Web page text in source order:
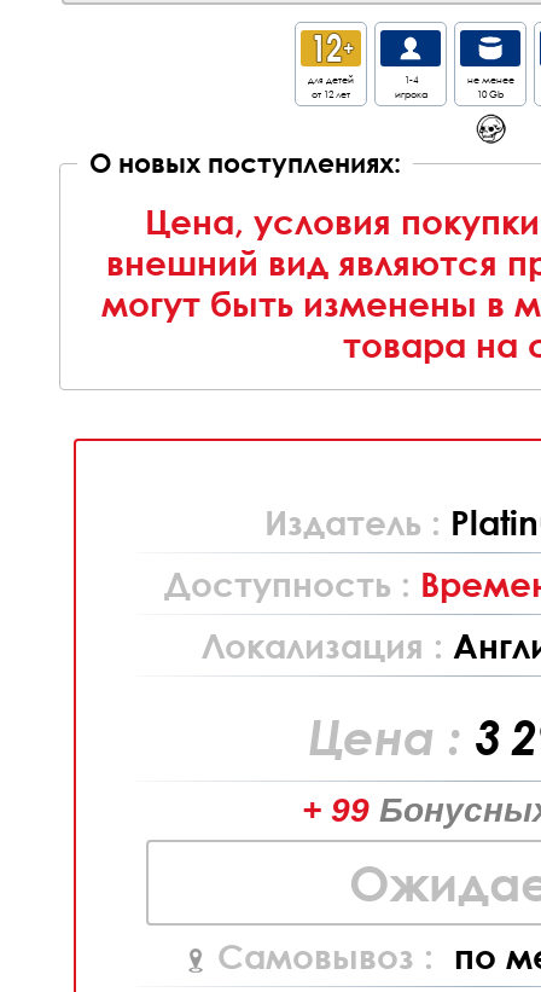
для детей
от 12 лет
1-4
игрока
не менее
10 Gb
О новых поступлениях:
Цена, условия
внешний вид являются
могут быть изменены в
товара на
Издатель :
Доступность :
Локализация :
Цена : 3
+ 99
Самовывоз : по